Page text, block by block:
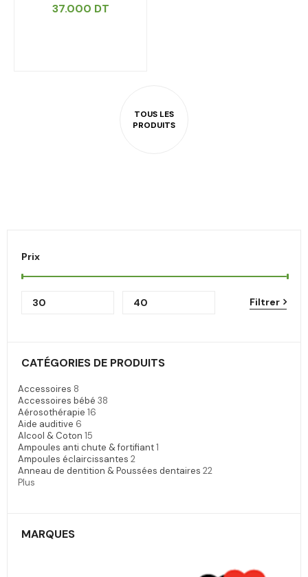
Prix
Filtrer
CATÉGORIES DE PRODUITS
Accessoires 8
Accessoires bébé 38
Aérosothérapie 16
Aide auditive 6
Alcool & Coton 15
Ampoules anti chute & fortifiant1
Ampoules éclaircissantes 2
Anneau de dentition & Poussées dentaires 22
Plus
MARQUES
37.000 DT